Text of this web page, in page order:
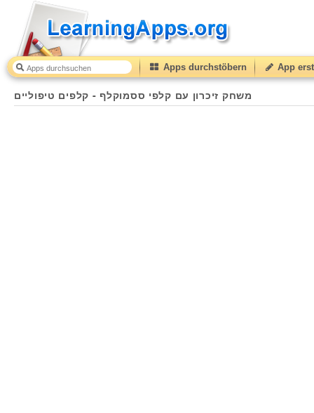
Apps durchstöbern App
משחק זיכרון עם קלפי ססמוקלף - קלפים טיפוליים